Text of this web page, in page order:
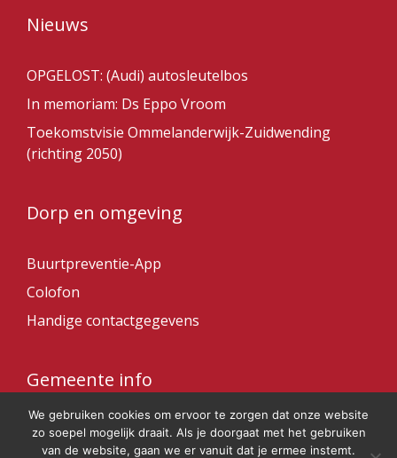
Nieuws
OPGELOST: (Audi) autosleutelbos
In memoriam: Ds Eppo Vroom
Toekomstvisie Ommelanderwijk-Zuidwending
(richting 2050)
Dorp en omgeving
Buurtpreventie-App
Colofon
Handige contactgegevens
Gemeente info
Gemeente Veendam
We gebruiken cookies om ervoor te zorgen dat onze website
zo soepel mogelijk draait. Als je doorgaat met het gebruiken
van de website, gaan we er vanuit dat je ermee instemt.